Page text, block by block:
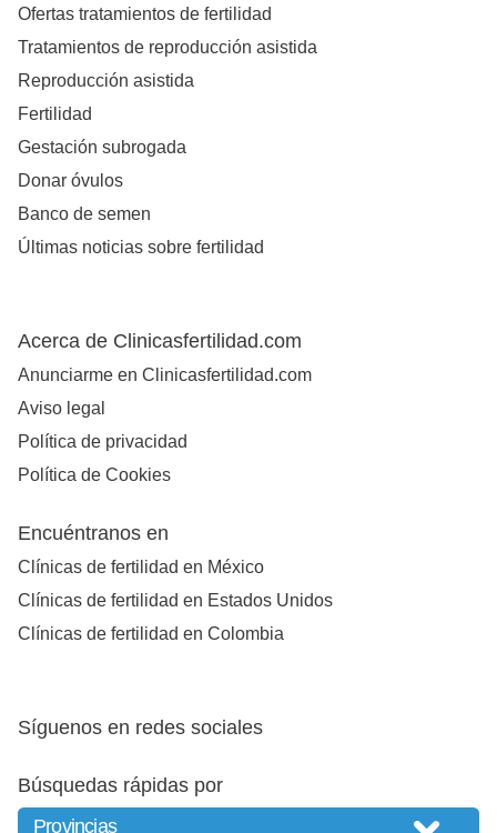
Ofertas tratamientos de fertilidad
Tratamientos de reproducción asistida
Reproducción asistida
Fertilidad
Gestación subrogada
Donar óvulos
Banco de semen
Últimas noticias sobre fertilidad
Acerca de Clinicasfertilidad.com
Anunciarme en Clinicasfertilidad.com
Aviso legal
Política de privacidad
Política de Cookies
Encuéntranos en
Clínicas de fertilidad en México
Clínicas de fertilidad en Estados Unidos
Clínicas de fertilidad en Colombia
Síguenos en redes sociales
Búsquedas rápidas por